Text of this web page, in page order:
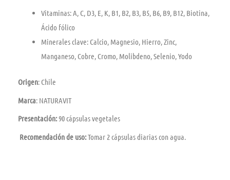
Vitaminas: A, C, D3, E, K, B1, B2, B3, B5, B6, B9, B12, Biotina,
Ácido fólico
Minerales clave: Calcio, Magnesio, Hierro, Zinc,
Manganeso, Cobre, Cromo, Molibdeno, Selenio, Yodo
Origen: Chile
Marca: NATURAVIT
Presentación:90 cápsulas vegetales
Recomendación de uso:Tomar 2 cápsulas diarias con agua.